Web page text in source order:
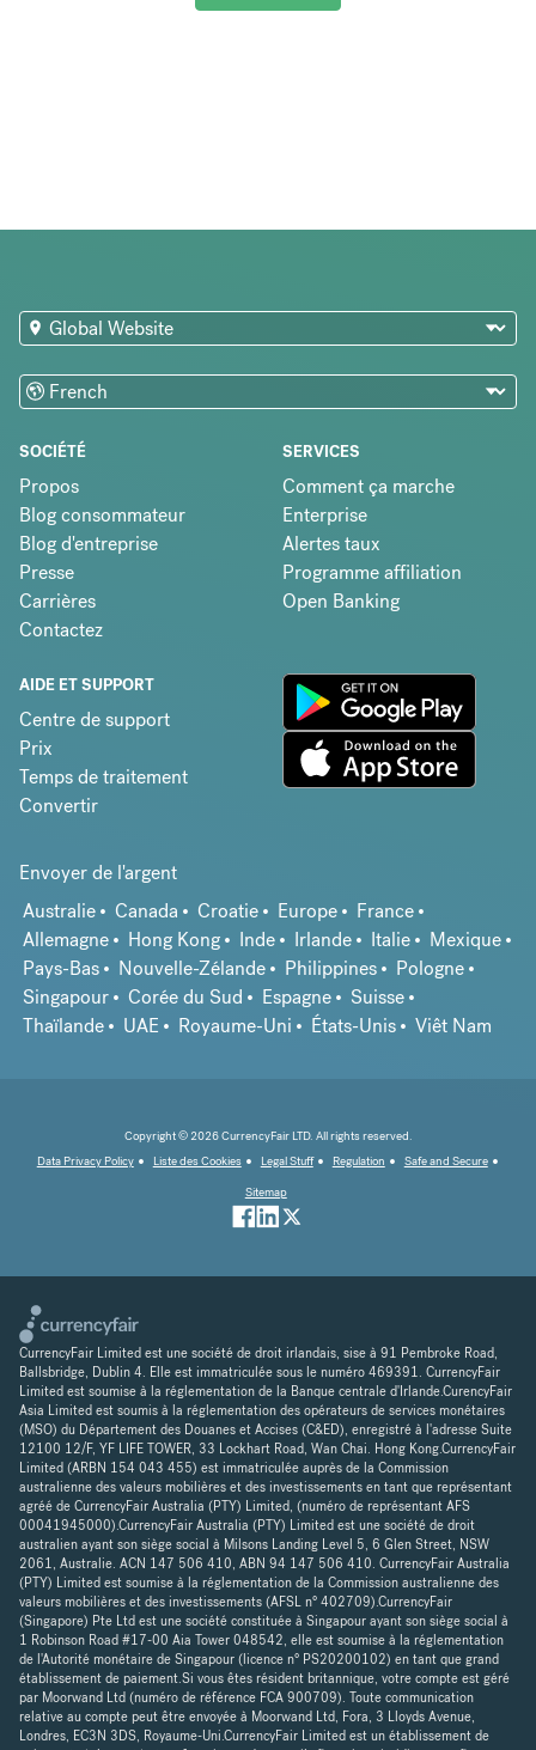
SOCIÉTÉ
Propos
Blog consommateur
Blog d'entreprise
Presse
Carrières
Contactez
SERVICES
Comment ça marche
Enterprise
Alertes taux
Programme affiliation
Open Banking
AIDE ET SUPPORT
Centre de support
Prix
Temps de traitement
Convertir
Envoyer de l'argent
Australie
Canada Croatie Europe
France
Allemagne
Hong Kong Inde Irlande Italie
Mexique
Pays-Bas
Nouvelle-Zélande Philippines
Pologne
Singapour
Corée du Sud Espagne
Suisse
Thaïlande
UAE Royaume-Uni États-Unis Viêt Nam
Copyright © 2026 CurrencyFair LTD. All rights reserved.
Data Privacy Policy
Liste des Cookies Legal Stuff Regulation
Safe and Secure
Sitemap
CurrencyFair Limited est une société de droit irlandais, sise à 91 Pembroke Road,
Ballsbridge, Dublin 4. Elle est immatriculée sous le numéro 469391. CurrencyFair
Limited est soumise à la réglementation de la Banque centrale d'Irlande.CurencyFair
Asia Limited est soumis à la réglementation des opérateurs de services monétaires
(MSO) du Département des Douanes et Accises (C&ED), enregistré à l'adresse Suite
12100 12/F, YF LIFE TOWER, 33 Lockhart Road, Wan Chai. Hong Kong.CurrencyFair
Limited (ARBN 154 043 455) est immatriculée auprès de la Commission
australienne des valeurs mobilières et des investissements en tant que représentant
agréé de CurrencyFair Australia (PTY) Limited, (numéro de représentant AFS
00041945000).CurrencyFair Australia (PTY) Limited est une société de droit
australien ayant son siège social à Milsons Landing Level 5, 6 Glen Street, NSW
2061, Australie. ACN 147 506 410, ABN 94 147 506 410. CurrencyFair Australia
(PTY) Limited est soumise à la réglementation de la Commission australienne des
valeurs mobilières et des investissements (AFSL n° 402709).CurrencyFair
(Singapore) Pte Ltd est une société constituée à Singapour ayant son siège social à
1 Robinson Road #17-00 Aia Tower 048542, elle est soumise à la réglementation
de l'Autorité monétaire de Singapour (licence n° PS20200102) en tant que grand
établissement de paiement.Si vous êtes résident britannique, votre compte est géré
par Moorwand Ltd (numéro de référence FCA 900709). Toute communication
relative au compte peut être envoyée à Moorwand Ltd, Fora, 3 Lloyds Avenue,
Londres, EC3N 3DS, Royaume-Uni.CurrencyFair Limited est un établissement de